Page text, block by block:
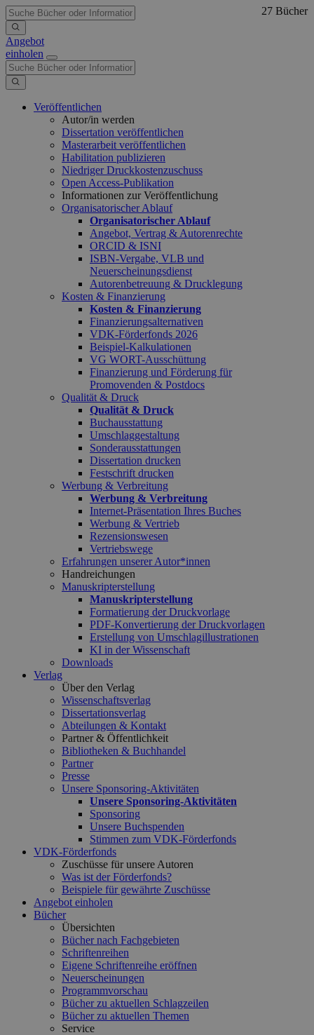
Angebot
einholen
Veröffentlichen
Autor/in werden
Dissertation veröffentlichen
Masterarbeit veröffentlichen
Habilitation publizieren
Niedriger Druckkostenzuschuss
Open Access-Publikation
Informationen zur Veröffentlichung
Organisatorischer Ablauf
Organisatorischer Ablauf
Angebot, Vertrag & Autorenrechte
ORCID & ISNI
ISBN-Vergabe, VLB und
Neuerscheinungsdienst
Autorenbetreuung & Drucklegung
Kosten & Finanzierung
Kosten & Finanzierung
Finanzierungsalternativen
VDK-Förderfonds 2026
Beispiel-Kalkulationen
VG WORT-Ausschüttung
Finanzierung und Förderung für
Promovenden & Postdocs
Qualität & Druck
Qualität & Druck
Buchausstattung
Umschlaggestaltung
Sonderausstattungen
Dissertation drucken
Festschrift drucken
Werbung & Verbreitung
Werbung & Verbreitung
Internet-Präsentation Ihres Buches
Werbung & Vertrieb
Rezensionswesen
Vertriebswege
Erfahrungen unserer Autor*innen
Handreichungen
Manuskripterstellung
Manuskripterstellung
Formatierung der Druckvorlage
PDF-Konvertierung der Druckvorlagen
Erstellung von Umschlagillustrationen
KI in der Wissenschaft
Downloads
Verlag
Über den Verlag
Wissenschaftsverlag
Dissertationsverlag
Abteilungen & Kontakt
Partner & Öffentlichkeit
Bibliotheken & Buchhandel
Partner
Presse
Unsere Sponsoring-Aktivitäten
Unsere Sponsoring-Aktivitäten
Sponsoring
Unsere Buchspenden
Stimmen zum VDK-Förderfonds
VDK-Förderfonds
Zuschüsse für unsere Autoren
Was ist der Förderfonds?
Beispiele für gewährte Zuschüsse
Angebot einholen
Bücher
Übersichten
Bücher nach Fachgebieten
Schriftenreihen
Eigene Schriftenreihe eröffnen
Neuerscheinungen
Programmvorschau
Bücher zu aktuellen Schlagzeilen
Bücher zu aktuellen Themen
Service
27 Bücher